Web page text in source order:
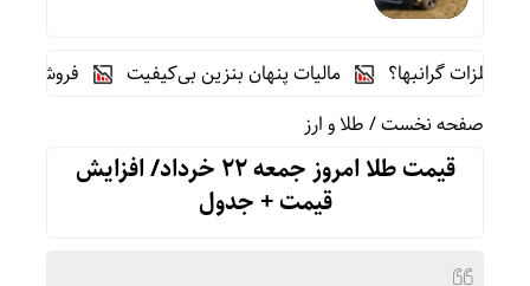
گرانبها؟ مالیات پنهان بنزین بی‌کیفیت
فروش کوییک S سایپا از امروز آغاز شد؛ جزئیات ثبت‌نام و شرایط
صفحه نخست/طلا و ارز
قیمت طلا امروز جمعه 22 خرداد/ افزایش
قیمت + جدول